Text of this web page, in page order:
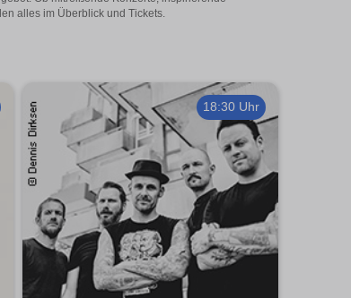
alles im Überblick und Tickets.
18:30 Uhr